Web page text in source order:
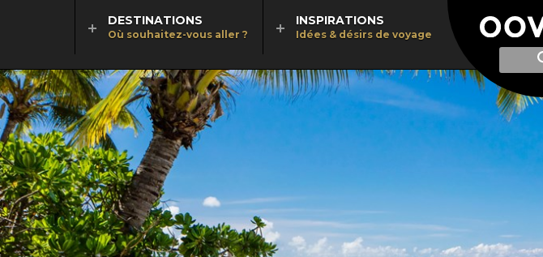
Afficher
recherche
Recherche
DESTINATIONS
Où souhaitez-vous aller ?
INSPIRATIONS
Idées & désirs de voyage